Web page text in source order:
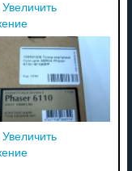
Увеличить
Увеличить